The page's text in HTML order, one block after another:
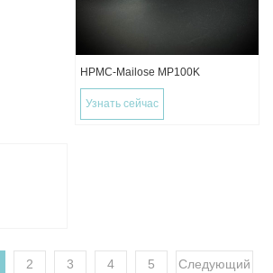
HPMC-Mailose MP100K
Узнать сейчас
2 3 4 5 Следующий